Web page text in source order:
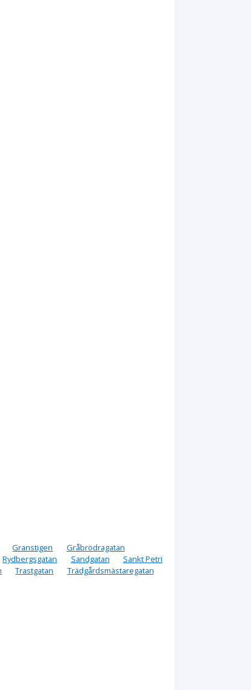
Granstigen
Gråbrödragatan
Rydbergsgatan Sandgatan
Sankt Petri
Trastgatan
Trädgårdsmästaregatan